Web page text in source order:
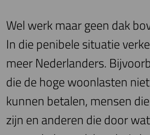
Wel werk maar geen dak
In die penibele situatie
meer Nederlanders.
die de hoge woonlasten
kunnen betalen, mensen
zijn en anderen die door